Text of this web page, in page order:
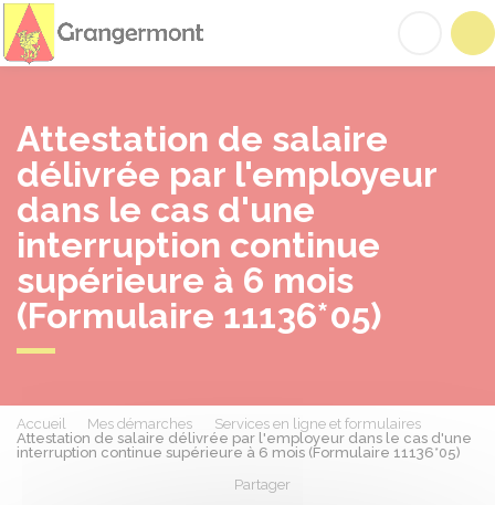
Attestation de salaire
délivrée par l'employeur
dans le cas d'une
interruption continue
supérieure à 6 mois
(Formulaire 11136*05)
Accueil Mes démarches
Services en ligne et formulaires
Attestation de salaire délivrée par l'employeur dans le cas d'une
interruption continue supérieure à 6 mois (Formulaire 11136*05)
Partager